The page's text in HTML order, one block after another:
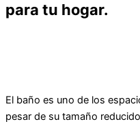
para tu hogar.
El baño es uno de los
pesar de su tamaño